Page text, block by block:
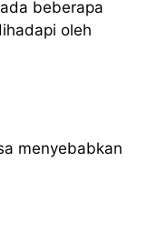
beberapa
oleh
menyebabkan